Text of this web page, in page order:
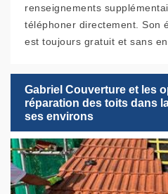
renseignements
téléphoner directement. Son
est toujours gratuit et sans
Gabriel Couverture et les
réparation des toits dans
ses environs